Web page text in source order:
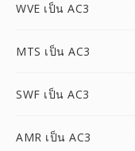
WVE เป็น AC3
MTS เป็น AC3
SWF เป็น AC3
AMR เป็น AC3